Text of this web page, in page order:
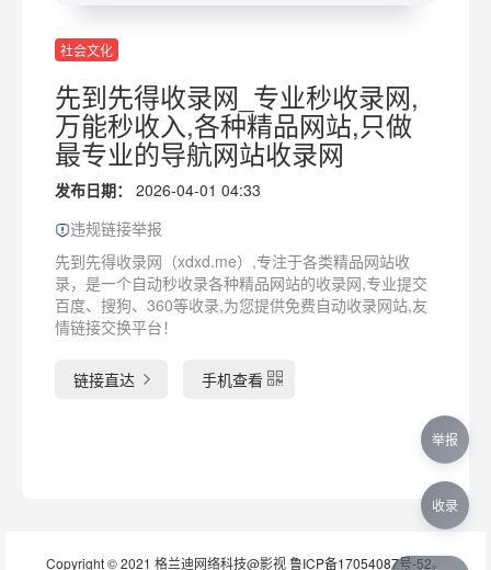
社会文化
先到先得收录网_专业秒收录网,
万能秒收入,各种精品网站,只做
最专业的导航网站收录网
发布日期：
2026-04-01 04:33
违规链接举报
先到先得收录网（xdxd.me）,专注于各类精品网站收
录，是一个自动秒收录各种精品网站的收录网,专业提交
百度、搜狗、360等收录,为您提供免费自动收录网站,友
情链接交换平台！
链接直达 手机查看
Copyright © 2021 格兰迪网络科技@影视鲁ICP备17054087号-52。
举报
收录